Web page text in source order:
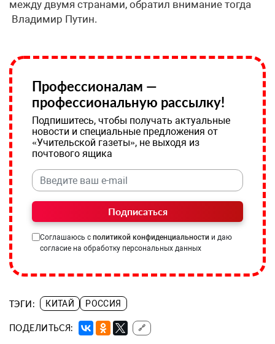
между двумя странами, обратил внимание тогда
Владимир Путин.
Профессионалам —
профессиональную рассылку!
Подпишитесь, чтобы получать актуальные
новости и специальные предложения от
«Учительской газеты», не выходя из
почтового ящика
Подписаться
Соглашаюсь с политикой конфиденциальности и даю
согласие на обработку персональных данных
ТЭГИ: КИТАЙ РОССИЯ
ПОДЕЛИТЬСЯ: 🔗